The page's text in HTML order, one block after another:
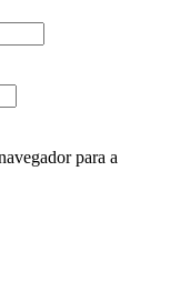
para a